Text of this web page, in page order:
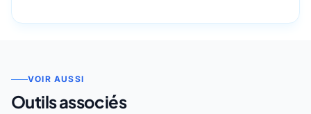
VOIR AUSSI
Outils associés